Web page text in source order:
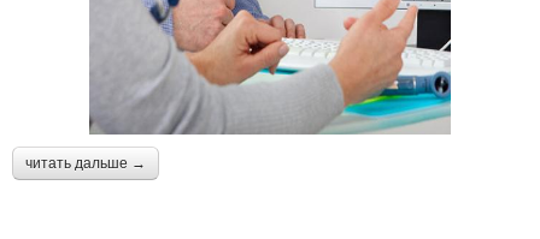
читать дальше →